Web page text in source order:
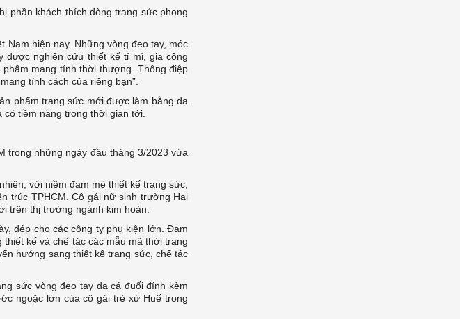
phần khách thích dòng trang sức phong
hiện nay. Những vòng đeo tay, móc
được nghiên cứu thiết kế tỉ mỉ, gia công
mang tính thời thượng. Thông điệp
tính cách của riêng bạn”.
phẩm trang sức mới được làm bằng da
tiềm năng trong thời gian tới.
trong những ngày đầu tháng 3/2023 vừa
với niềm đam mê thiết kế trang sức,
trúc TPHCM. Cô gái nữ sinh trường Hai
trên thị trường ngành kim hoàn.
dép cho các công ty phụ kiện lớn. Đam
kế và chế tác các mẫu mã thời trang
hướng sang thiết kế trang sức, chế tác
sức vòng đeo tay da cá đuối đính kèm
ngoặc lớn của cô gái trẻ xứ Huế trong